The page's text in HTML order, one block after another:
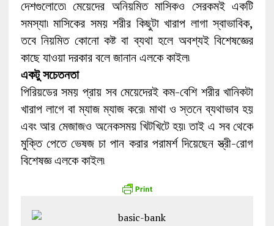
দেশগুলোতে৷ মেয়েদের অনিয়মিত মাসিকও সেরকমই একটি
সমস্যা৷ মাসিকের সময় শরীর কিছুটা খারাপ লাগা স্বাভাবিক,
তবে নিয়মিত কোনো কষ্ট বা ব্যথা হলে অবশ্যই বিশেষজ্ঞের
কাছে যাওয়া দরকার বলে জানান এলকে কাইল৷
একটু সচেতনতা
পিরিয়ডের সময় প্রায় সব মেয়েদেরই কম-বেশি শরীর খানিকটা
খারাপ লাগে বা ম্যাজ ম্যাজ করে৷ মাথা ও স্তনে ব্যথাভাব হয়
এবং আর মেজাজও অনেকসময় খিটখিটে হয়৷ তাই এ সব থেকে
মুক্তি পেতে ভেষজ চা পান করার পরামর্শ দিয়েছেন স্ত্রী-রোগ
বিশেষজ্ঞ এলকে কাইল৷